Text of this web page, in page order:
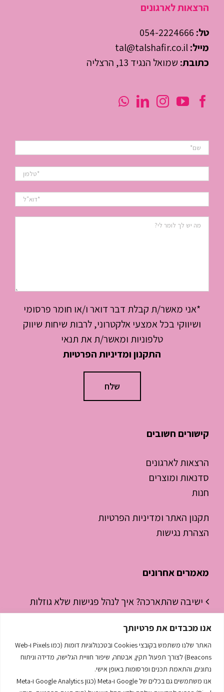
אנו מכבדים את פרטיותך
האתר שלנו משתמש בקובצי Cookies ובטכנולוגיות דומות (כמו Pixels ו-Web
Beacons) לצורך תפעול תקין, אבטחה, שיפור חוויית הגלישה, מדידה וניתוח
נתונים, והתאמת תכנים ופרסומות באופן אישי.
אנו משתמשים גם בכלים של Google ו-Meta (כגון Google Analytics ו-Meta
הרצאות לארגונים
טל: 054-2224666
מייל:tal@talshafir.co.il
כתובת: שמואל הנגיד 13, הרצליה
*אני מאשר/ת קבלת דבר דואר ו/או חומר פרסומי
ושיווקי בכל אמצעי אלקטרוני, לרבות שיחות שיווק
טלפוניות ומאשר/ת את תנאי
התקנון ומדיניות הפרטיות
קישורים חשובים
הרצאות לארגונים
סדנאות ומוצרים
חנות
תקנון האתר ומדיניות הפרטיות
הצהרת נגישות
מאמרים אחרונים
ישיבה שהתארכה? איך לנהל פגישות שלא גוזלות
חצי יום עבודה
ניהול זמן לסטודנטים – איך להפסיק “לכבות
שריפות” ולהתחיל לנהל את היום
השפה הסודית שמנהלת לך את העסק